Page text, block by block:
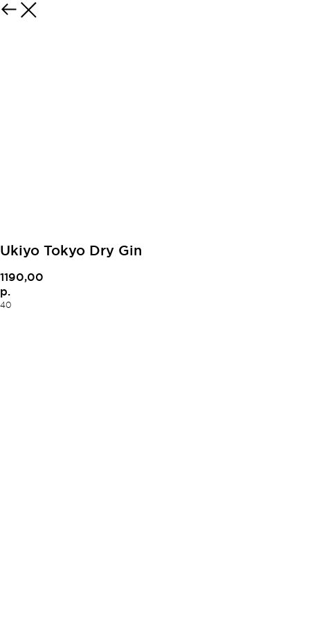
Ukiyo Tokyo Dry Gin
1190,00
р.
40